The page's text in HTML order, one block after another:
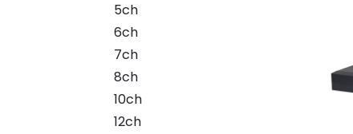
5ch
6ch
7ch
8ch
10ch
12ch